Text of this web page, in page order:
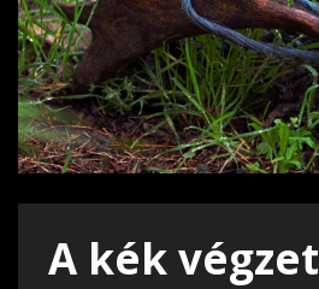
A kék végzet